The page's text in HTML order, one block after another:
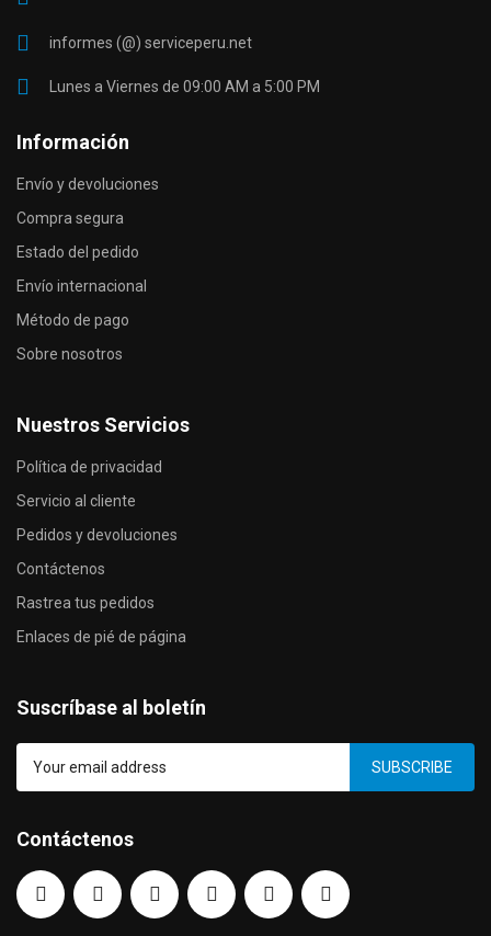
informes (@) serviceperu.net
Lunes a Viernes de 09:00 AM a 5:00 PM
Información
Envío y devoluciones
Compra segura
Estado del pedido
Envío internacional
Método de pago
Sobre nosotros
Nuestros Servicios
Política de privacidad
Servicio al cliente
Pedidos y devoluciones
Contáctenos
Rastrea tus pedidos
Enlaces de pié de página
Suscríbase al boletín
SUBSCRIBE
Contáctenos